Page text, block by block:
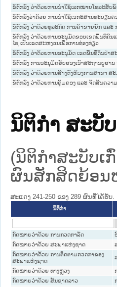
ຂໍ້ຕົກລົງ ວ່າດ້ວຍການນຳໃຊ້ເລກໝາຍໂທລະສັບພິ
ຂໍ້ຕົກລົງວ່າດ້ວຍ ການນຳໃຊ້ເອກະສານທະບຽນ
ຂໍ້ຕົກລົງ ວ່າດ້ວຍທຸລະກິດ ການຄ້າຂາຍຍົກ ແລະ
ຂໍ້ຕົກລົງ ວ່າດ້ວຍການອະນຸມັດຂອບເຂດພື້ນທີ່ດິ
ໄຊ ເປັນເຂດສະຫງວນເພື່ອການທ່ອງທ່ຽວ
ຂໍ້ຕົກລົງ ວ່າດ້ວຍການອະນຸມັດ ເຂດພື້ນທີ່ດິນປ່າສ
ຂໍ້ຕົກລົງ ການອະນຸມັດຮັບຮອງເອົາສະຖານບູຮາ
ຂໍ້ຕົກລົງ ວ່າດ້ວຍການສ້າງຕັ້ງຫ້ອງການສາຂາ
ຂໍ້ຕົກລົງ ວ່າດ້ວຍການຄຸ້ມຄອງ ແລະ ຈັດສັນຄວາ
ນິຕິກໍາ ສະບັບ
(ນິຕິກໍາສະບັບເ
ຜົນສັກສິດຍ້ອນ
ສະແດງ 241-250 ຂອງ 289 ຜົນທີ່ໄດ້ຮັບ.
ນິຕິກໍາ
ກົດໝາຍວ່າດ້ວຍ ການກວດກາລັດ
ກົດໝາຍວ່າດ້ວຍ ສະພາແຫ່ງຊາດ
ກົດໝາຍວ່າດ້ວຍ ການຕິດຕາມກວດກາຂອງ
ສະພາແຫ່ງຊາດ
ກົດ​ໝາຍ​ວ່າ​ດ້ວຍ ທາງຫຼວງ
ກົດໝາຍວ່າດ້ວຍ ສັນຊາດລາວ